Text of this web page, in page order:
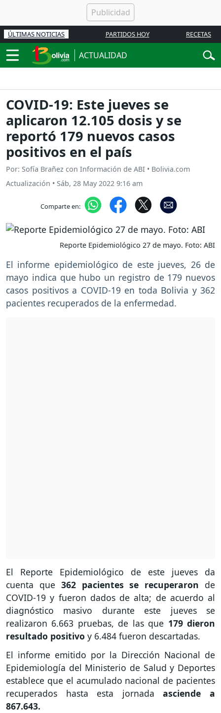
ÚLTIMAS NOTICIAS PARTIDOS HOY RECETAS
ACTUALIDAD
COVID-19: Este jueves se
aplicaron 12.105 dosis y se
reportó 179 nuevos casos
positivos en el país
Por: Sofía Brañez con Información de ABI • Bolivia.com
Actualización • Sáb, 28 May 2022 9:16 am
Comparte en:
Reporte Epidemiológico 27 de mayo. Foto: ABI
El informe epidemiológico de este jueves, 26 de
mayo indica que hubo un registro de 179 nuevos
casos positivos a COVID-19 en toda Bolivia y 362
pacientes recuperados de la enfermedad.
El Reporte Epidemiológico de este jueves da
cuenta que 362 pacientes se recuperaron de
COVID-19 y fueron dados de alta; de acuerdo al
diagnóstico masivo durante este jueves se
realizaron 6.663 pruebas, de las que 179 dieron
resultado positivo y 6.484 fueron descartadas.
El informe emitido por la Dirección Nacional de
Epidemiología del Ministerio de Salud y Deportes
establece que el acumulado nacional de pacientes
recuperados hasta esta jornada asciende a
867.643.